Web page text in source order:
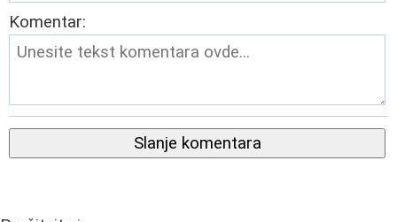
Komentar:
Slanje komentara